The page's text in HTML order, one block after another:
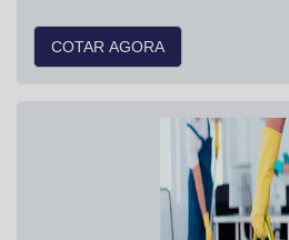
COTAR AGORA